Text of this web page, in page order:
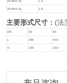
FA49H-10 1.0
FA49H-16
1.6
主要形式尺寸： (法
DN 50 65
L 390 440
D 160 160